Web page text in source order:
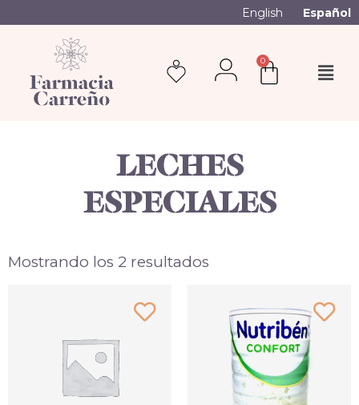
English Español
0
LECHES
ESPECIALES
Mostrando los 2 resultados